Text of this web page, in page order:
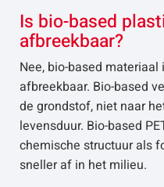
Is bio-based
afbreekbaar?
Nee, bio-based
afbreekbaar. Bio-based
de grondstof, niet naar
levensduur. Bio-based
chemische structuur als
sneller af in het milieu.